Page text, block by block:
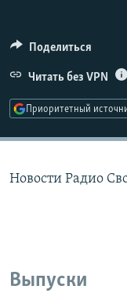
ПОДПИШИТЕСЬ
СОЦИАЛЬНЫЕ СЕТИ
Поделиться
Читать без VPN
Приоритетный
Новости Радио
Выпуски